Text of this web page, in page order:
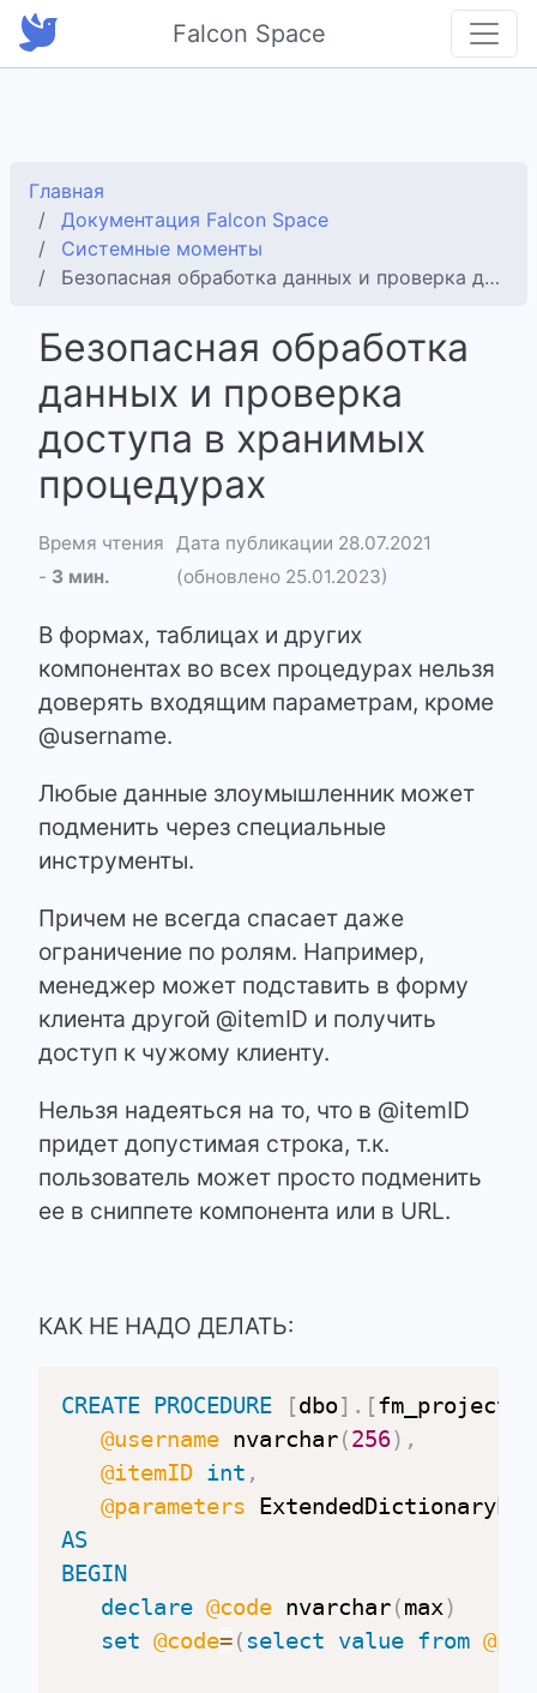
Falcon Space
Главная
Документация Falcon Space
Системные моменты
Безопасная обработка данных и проверка доступа в хранимых процедурах
Безопасная обработка
данных и проверка
доступа в хранимых
процедурах
Время чтения
- 3 мин.
Дата публикации 28.07.2021
(обновлено 25.01.2023)
В формах, таблицах и других
компонентах во всех процедурах нельзя
доверять входящим параметрам, кроме
@username.
Любые данные злоумышленник может
подменить через специальные
инструменты.
Причем не всегда спасает даже
ограничение по ролям. Например,
менеджер может подставить в форму
клиента другой @itemID и получить
доступ к чужому клиенту.
Нельзя надеяться на то, что в @itemID
придет допустимая строка, т.к.
пользователь может просто подменить
ее в сниппете компонента или в URL.
КАК НЕ НАДО ДЕЛАТЬ:
CREATE PROCEDURE [dbo] . [
@username nvarchar(256) ,
@itemID int ,
@parameters
AS
BEGIN
declare @code nvarchar(max)
set @code=( select value from